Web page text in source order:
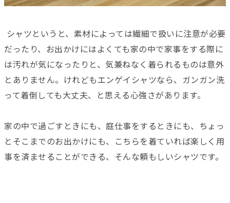
シャツというと、素材によっては繊細で扱いに注意が必要
だったり、お出かけにはよくても家の中で家事をする際に
は汚れが気になったりと、気兼ねなく着られるものは意外
とありません。けれどもエンゲイシャツなら、ガンガン洗
って着倒しても大丈夫、と思える心強さがあります。
家の中で過ごすときにも、庭仕事をするときにも、ちょっ
とそこまでのお出かけにも、こちらを着ていれば楽しく用
事を済ませることができる、そんな頼もしいシャツです。